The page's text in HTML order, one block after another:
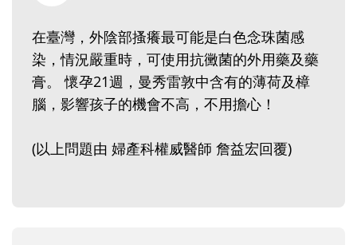
在臺灣，外陰部搔癢最可能是白色念珠菌感
染，情況嚴重時，可使用抗黴菌的外用藥及藥
膏。 懷孕21週，曼秀雷敦中含有的薄荷及樟
腦，影響孩子的機會不高，不用擔心！
(以上問題由 婦產科權威醫師 詹益宏回覆)